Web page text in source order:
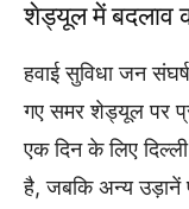
शेड्यूल में बदलाव
हवाई सुविधा जन
गए समर शेड्यूल पर
एक दिन के लिए
है, जबकि अन्य उड़ानें